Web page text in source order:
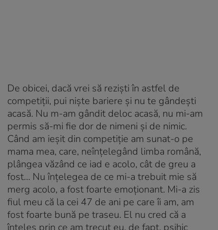
De obicei, dacă vrei să reziști în astfel de
competiții, pui niște bariere și nu te gândești
acasă. Nu m-am gândit deloc acasă, nu mi-am
permis să-mi fie dor de nimeni și de nimic.
Când am ieșit din competiție am sunat-o pe
mama mea, care, neînțelegând limba română,
plângea văzând ce iad e acolo, cât de greu a
fost… Nu înțelegea de ce mi-a trebuit mie să
merg acolo, a fost foarte emoționant. Mi-a zis
fiul meu că la cei 47 de ani pe care îi am, am
fost foarte bună pe traseu. El nu cred că a
înțeles prin ce am trecut eu, de fapt, psihic